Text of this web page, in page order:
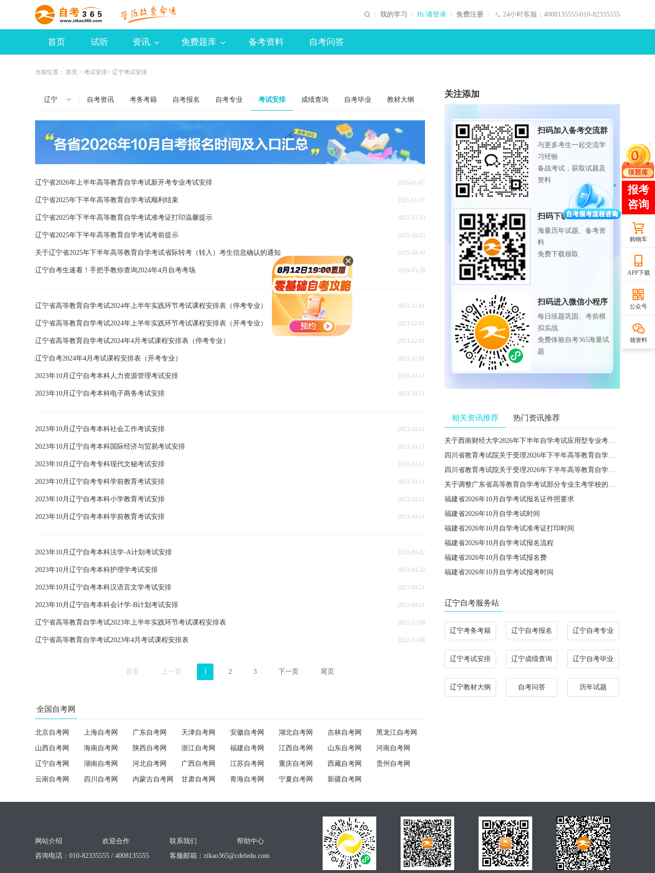
24小时客服：4008135555/010-82335555
我的学习 Hi 请登录 免费注册
首页 试听 资讯 免费题库 备考资料 自考问答
当前位置： 首页 > 考试安排> 辽宁考试安排
辽宁 自考资讯 考务考籍 自考报名 自考专业 考试安排 成绩查询 自考毕业 教材大纲
辽宁省2026年上半年高等教育自学考试新开考专业考试安排 2026-01-07
辽宁省2025年下半年高等教育自学考试顺利结束 2025-11-07
辽宁省2025年下半年高等教育自学考试准考证打印温馨提示 2025-10-23
辽宁省2025年下半年高等教育自学考试考前提示 2025-10-23
关于辽宁省2025年下半年高等教育自学考试省际转考（转入）考生信息确认的通知 2025-10-10
辽宁自考生速看！手把手教你查询2024年4月自考考场 2024-03-28
辽宁省高等教育自学考试2024年上半年实践环节考试课程安排表（停考专业） 2023-12-01
辽宁省高等教育自学考试2024年上半年实践环节考试课程安排表（开考专业） 2023-12-01
辽宁省高等教育自学考试2024年4月考试课程安排表（停考专业） 2023-12-01
辽宁自考2024年4月考试课程安排表（开考专业） 2023-12-01
2023年10月辽宁自考本科人力资源管理考试安排 2023-10-11
2023年10月辽宁自考本科电子商务考试安排 2023-10-11
2023年10月辽宁自考本科社会工作考试安排 2023-10-11
2023年10月辽宁自考本科国际经济与贸易考试安排 2023-10-11
2023年10月辽宁自考专科现代文秘考试安排 2023-10-11
2023年10月辽宁自考专科学前教育考试安排 2023-10-11
2023年10月辽宁自考本科小学教育考试安排 2023-10-11
2023年10月辽宁自考本科学前教育考试安排 2023-10-11
2023年10月辽宁自考本科法学-A计划考试安排 2023-09-22
2023年10月辽宁自考本科护理学考试安排 2023-09-22
2023年10月辽宁自考本科汉语言文学考试安排 2023-09-21
2023年10月辽宁自考本科会计学-B计划考试安排 2023-09-21
辽宁省高等教育自学考试2023年上半年实践环节考试课程安排表 2022-12-08
辽宁省高等教育自学考试2023年4月考试课程安排表 2022-12-08
首页 上一页 1 2 3 下一页 尾页
全国自考网
北京自考网 上海自考网 广东自考网 天津自考网 安徽自考网 湖北自考网 吉林自考网 黑龙江自考网
山西自考网 海南自考网 陕西自考网 浙江自考网 福建自考网 江西自考网 山东自考网 河南自考网
辽宁自考网 湖南自考网 河北自考网 广西自考网 江苏自考网 重庆自考网 西藏自考网 贵州自考网
云南自考网 四川自考网 内蒙古自考网 甘肃自考网 青海自考网 宁夏自考网 新疆自考网
关注添加
扫码加入备考交流群
与更多考生一起交流学
习经验
备战考试，获取试题及
资料
扫码下载APP
海量历年试题、备考资
料
免费下载领取
扫码进入微信小程序
每日练题巩固、考前模
拟实战
免费体验自考365海量试
题
相关资讯推荐 热门资讯推荐
关于西南财经大学2026年下半年自学考试应用型专业考籍更改办理的通知
四川省教育考试院关于受理2026年下半年高等教育自学考试省际转考申请的通告
四川省教育考试院关于受理2026年下半年高等教育自学考试考籍更改申请的通告
关于调整广东省高等教育自学考试部分专业主考学校的通知
福建省2026年10月自学考试报名证件照要求
福建省2026年10月自学考试时间
福建省2026年10月自学考试准考证打印时间
福建省2026年10月自学考试报名流程
福建省2026年10月自学考试报名费
福建省2026年10月自学考试报考时间
辽宁自考服务站
辽宁考务考籍 辽宁自考报名 辽宁自考专业
辽宁考试安排 辽宁成绩查询 辽宁自考毕业
辽宁教材大纲 自考问答 历年试题
购物车
APP下载
公众号
领资料
网站介绍 欢迎合作 联系我们
帮助中心
咨询电话：010-82335555 / 4008135555
客服邮箱： zikao365@cdeledu.com